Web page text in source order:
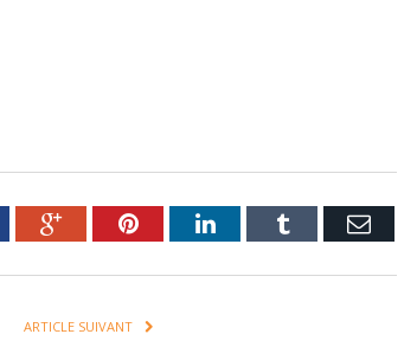
Google+PinterestLinkedInTumblr Email
ARTICLE SUIVANT